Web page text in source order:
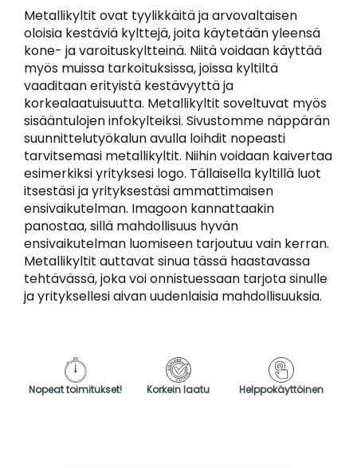
Metallikyltit ovat tyylikkäitä ja arvovaltaisen
oloisia kestäviä kylttejä, joita käytetään yleensä
kone- ja varoituskyltteinä. Niitä voidaan käyttää
myös muissa tarkoituksissa, joissa kyltiltä
vaaditaan erityistä kestävyyttä ja
korkealaatuisuutta. Metallikyltit soveltuvat myös
sisääntulojen infokylteiksi. Sivustomme näppärän
suunnittelutyökalun avulla loihdit nopeasti
tarvitsemasi metallikyltit. Niihin voidaan kaivertaa
esimerkiksi yrityksesi logo. Tällaisella kyltillä luot
itsestäsi ja yrityksestäsi ammattimaisen
ensivaikutelman. Imagoon kannattaakin
panostaa, sillä mahdollisuus hyvän
ensivaikutelman luomiseen tarjoutuu vain kerran.
Metallikyltit auttavat sinua tässä haastavassa
tehtävässä, joka voi onnistuessaan tarjota sinulle
ja yrityksellesi aivan uudenlaisia mahdollisuuksia.
Nopeat toimitukset! Korkein laatu Helppokäyttöinen